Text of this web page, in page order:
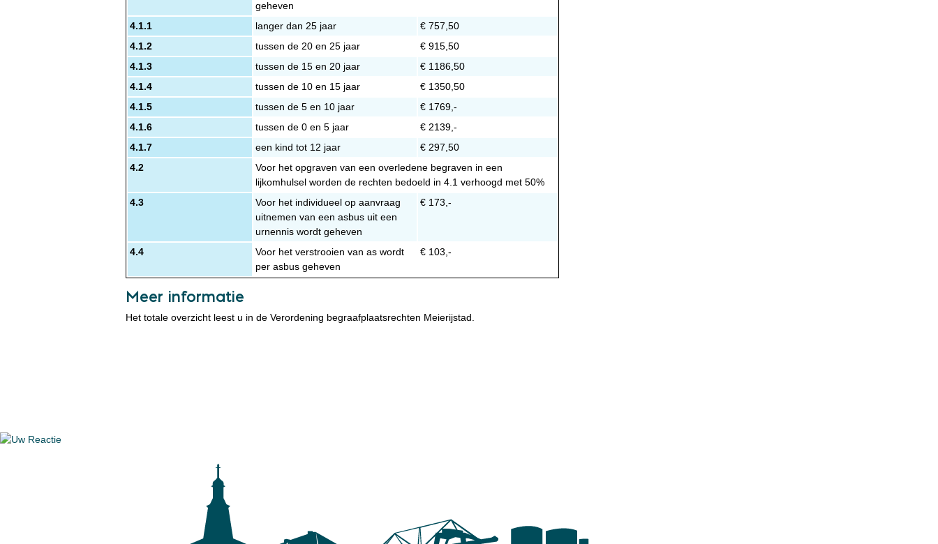
geheven
4.1.1
langer dan 25 jaar
€ 757,50
4.1.2
tussen de 20 en 25 jaar
€ 915,50
4.1.3
tussen de 15 en 20 jaar
€ 1186,50
4.1.4
tussen de 10 en 15 jaar
€ 1350,50
4.1.5
tussen de 5 en 10 jaar
€ 1769,-
4.1.6
tussen de 0 en 5 jaar
€ 2139,-
4.1.7
een kind tot 12 jaar
€ 297,50
4.2
Voor het opgraven van een overledene begraven in een
lijkomhulsel worden de rechten bedoeld in 4.1 verhoogd met 50%
4.3
Voor het individueel op aanvraag
uitnemen van een asbus uit een
urnennis wordt geheven
€ 173,-
4.4
Voor het verstrooien van as wordt
per asbus geheven
€ 103,-
Meer informatie
Het totale overzicht leest u in de Verordening begraafplaatsrechten Meierijstad.